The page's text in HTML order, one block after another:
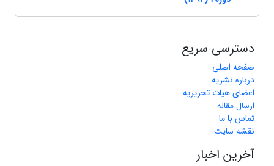
دسترسی سریع
صفحه اصلی
درباره نشریه
اعضای هیات تحریریه
ارسال مقاله
تماس با ما
نقشه سایت
آخرین اخبار